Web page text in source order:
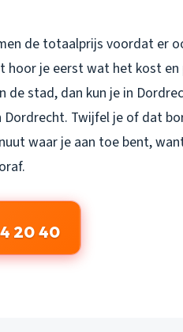
de totaalprijs voordat er
je eerst wat het kost en
stad, dan kun je in
Dordrecht. Twijfel je of dat
waar je aan toe bent,
20 40